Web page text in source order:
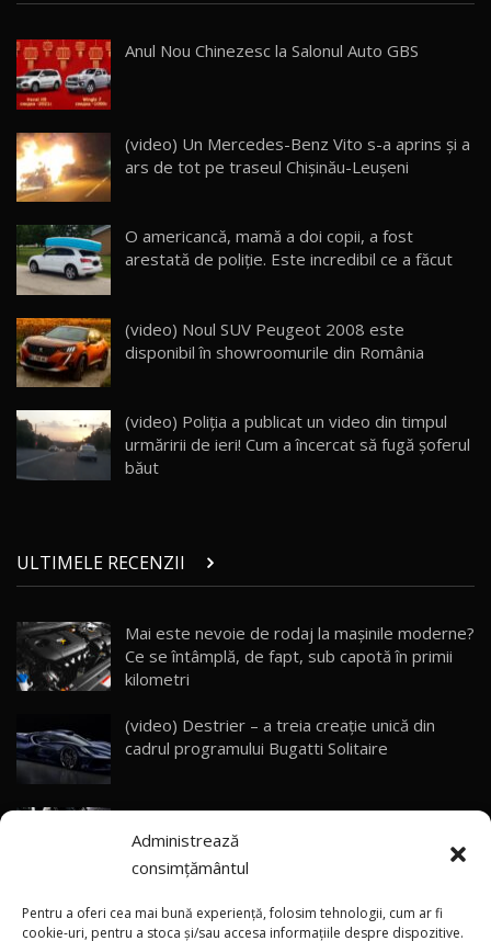
Administrează
consimțământul
Pentru a oferi cea mai bună experiență, folosim tehnologii, cum ar fi
cookie-uri, pentru a stoca și/sau accesa informațiile despre dispozitive.
Anul Nou Chinezesc la Salonul Auto GBS
(video) Un Mercedes-Benz Vito s-a aprins şi a
ars de tot pe traseul Chişinău-Leuşeni
O americancă, mamă a doi copii, a fost
arestată de poliţie. Este incredibil ce a făcut
(video) Noul SUV Peugeot 2008 este
disponibil în showroomurile din România
(video) Poliția a publicat un video din timpul
urmăririi de ieri! Cum a încercat să fugă șoferul
băut
ULTIMELE RECENZII
Mai este nevoie de rodaj la mașinile moderne?
Ce se întâmplă, de fapt, sub capotă în primii
kilometri
(video) Destrier – a treia creație unică din
cadrul programului Bugatti Solitaire
(video) SRT prezintă tehnologia eBoost Air
care elimină decalajul turbo
ANRE: Detensionarea relativă a situației din
Golf influențează prețurile la carburanți în